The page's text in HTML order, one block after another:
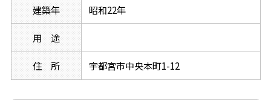
建築年 昭和22年
用 途
住 所 宇都宮市中央本町1-12